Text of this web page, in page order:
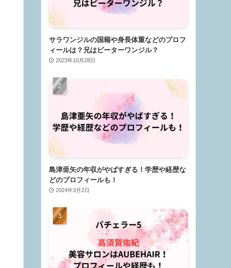
サラワンジルの国籍や身長体重などのプロフ
ィールは？兄はピーターワンジル？
2023年10月28日
島津亜矢の年収がやばすぎる！学歴や経歴な
どのプロフィールも！
2024年3月2日